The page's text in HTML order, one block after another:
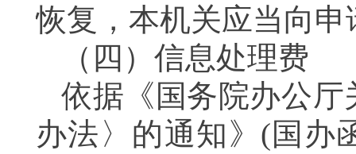
恢复，本机关应当向
（四）信息处理费
依据《国务院办公
办法〉的通知》(国办